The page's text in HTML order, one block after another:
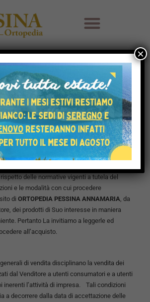
di vendita:
delle normative vigenti a tutela del
e le modalità con cui procedere
di ORTOPEDIA PESSINA ANNAMARIA, da
dei prodotti di Suo interesse in maniera
Pertanto La invitiamo a leggerle ed
all’acquisto.
di vendita disciplinano la vendita dei
dal Venditore a utenti consumatori e a utenti
inerenti l’attività di impresa. Tali condizioni
a decorrere dalla data di accettazione delle
×